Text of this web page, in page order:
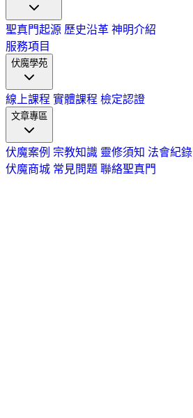
聖真門起源 歷史沿革 神明介紹
服務項目
伏魔學苑
線上課程 實體課程 檢定認證
文章專區
伏魔案例 宗教知識 靈修須知 法會紀錄
伏魔商城 常見問題 聯絡聖真門